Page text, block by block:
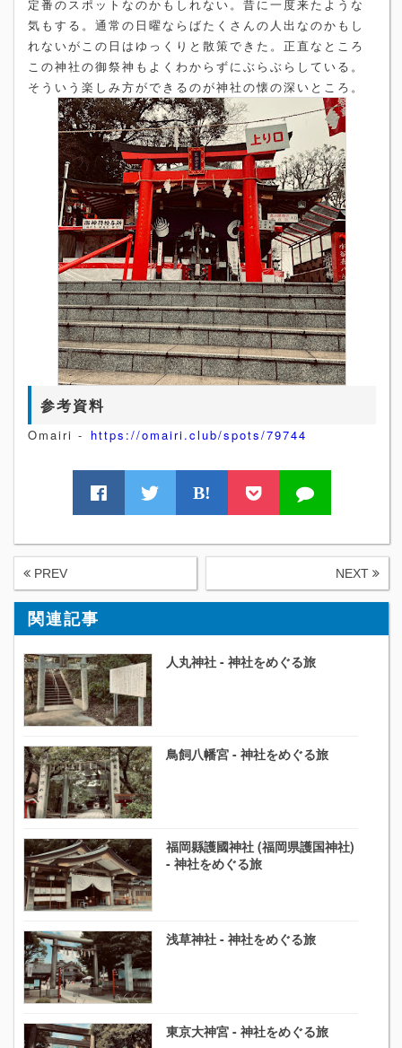
定番のスポットなのかもしれない。昔に一度来たような
気もする。通常の日曜ならばたくさんの人出なのかもし
れないがこの日はゆっくりと散策できた。正直なところ
この神社の御祭神もよくわからずにぶらぶらしている。
そういう楽しみ方ができるのが神社の懐の深いところ。
参考資料
Omairi - https://omairi.club/spots/79744
B!
PREV NEXT
関連記事
人丸神社 - 神社をめぐる旅
鳥飼八幡宮 - 神社をめぐる旅
福岡縣護國神社 (福岡県護国神社)
- 神社をめぐる旅
浅草神社 - 神社をめぐる旅
東京大神宮 - 神社をめぐる旅